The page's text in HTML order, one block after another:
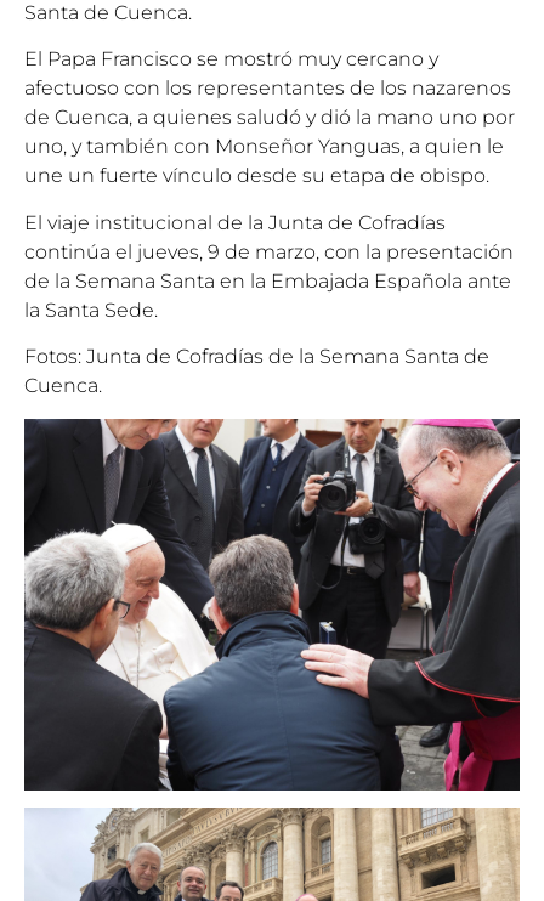
Santa de Cuenca.
El Papa Francisco se mostró muy cercano y
afectuoso con los representantes de los nazarenos
de Cuenca, a quienes saludó y dió la mano uno por
uno, y también con Monseñor Yanguas, a quien le
une un fuerte vínculo desde su etapa de obispo.
El viaje institucional de la Junta de Cofradías
continúa el jueves, 9 de marzo, con la presentación
de la Semana Santa en la Embajada Española ante
la Santa Sede.
Fotos: Junta de Cofradías de la Semana Santa de
Cuenca.